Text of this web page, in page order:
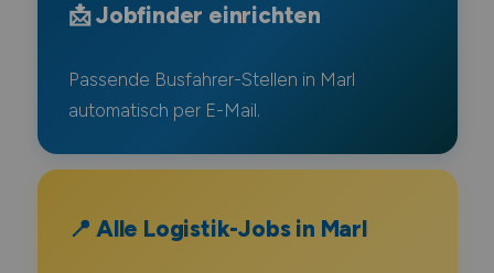
📩 Jobfinder einrichten
Passende Busfahrer-Stellen in Marl
automatisch per E-Mail.
📍 Alle Logistik-Jobs in Marl